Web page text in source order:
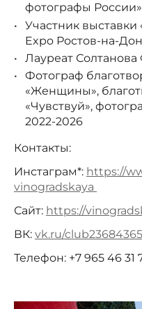
фотографы
Участник
Expo Ростов-на-
Лауреат
Фотограф
«Женщины»,
«Чувствуй»,
2022-2026
Контакты:
Инстаграм*: https://
vinogradskaya
Сайт: https://
ВК: vk.ru/
Телефон: +7 965 46 31